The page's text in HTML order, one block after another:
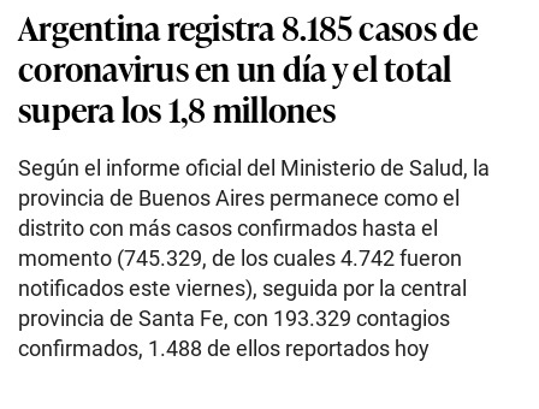
Argentina registra 8.185 casos de
coronavirus en un día y el total
supera los 1,8 millones
Según el informe oficial del Ministerio de Salud, la
provincia de Buenos Aires permanece como el
distrito con más casos confirmados hasta el
momento (745.329, de los cuales 4.742 fueron
notificados este viernes), seguida por la central
provincia de Santa Fe, con 193.329 contagios
confirmados, 1.488 de ellos reportados hoy